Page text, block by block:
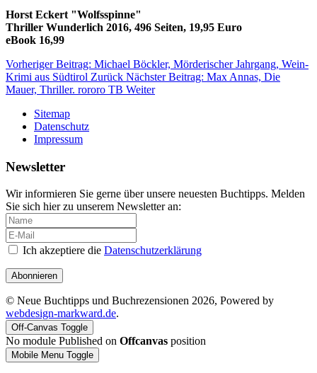
Horst Eckert "Wolfsspinne"
Thriller Wunderlich 2016, 496 Seiten, 19,95 Euro
eBook 16,99
Vorheriger Beitrag: Michael Böckler, Mörderischer Jahrgang, Wein-
Krimi aus Südtirol Zurück Nächster Beitrag: Max Annas, Die
Mauer, Thriller. rororo TB Weiter
Sitemap
Datenschutz
Impressum
Newsletter
Wir informieren Sie gerne über unsere neuesten Buchtipps. Melden
Sie sich hier zu unserem Newsletter an:
Ich akzeptiere die Datenschutzerklärung
Abonnieren
© Neue Buchtipps und Buchrezensionen 2026, Powered by
webdesign-markward.de.
Off-Canvas Toggle
No module Published on Offcanvas position
Mobile Menu Toggle